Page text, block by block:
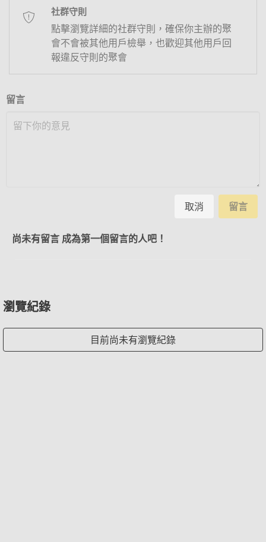
社群守則
點擊瀏覽詳細的社群守則，確保你主辦的聚
會不會被其他用戶檢舉，也歡迎其他用戶回
報違反守則的聚會
留言
取消 留言
尚未有留言 成為第一個留言的人吧！
瀏覽紀錄
目前尚未有瀏覽紀錄